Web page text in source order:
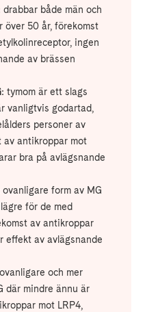
drabbar både män och
över 50 år, förekomst
ingen
av brässen
: tymom är ett slags
vanligtvis godartad,
personer av
av antikroppar mot
bra på avlägsnande
ovanligare form av MG
för de med
av antikroppar
effekt av avlägsnande
och mer
där mindre ännu är
mot LRP4,